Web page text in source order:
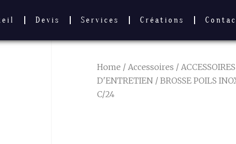
Devis Services Créations
Home / Accessoires / ACCESSOIRES
D'ENTRETIEN / BROSSE POILS
C/24